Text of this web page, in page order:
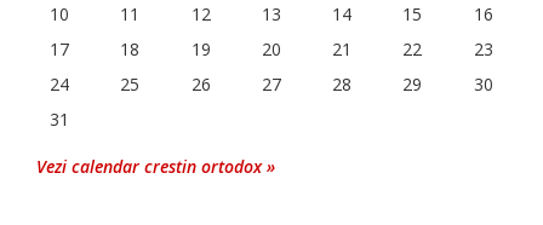
10
11 12 13 14 15
16
17
18 19 20 21 22
23
24
25 26 27 28 29
30
31
Vezi calendar crestin ortodox »